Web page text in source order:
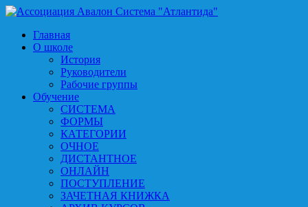
Главная
О школе
История
Руководители
Рабочие группы
Обучение
СИСТЕМА
ФОРМЫ
КАТЕГОРИИ
ОЧНОЕ
ДИСТАНТНОЕ
ОНЛАЙН
ПОСТУПЛЕНИЕ
ЗАЧЕТНАЯ КНИЖКА